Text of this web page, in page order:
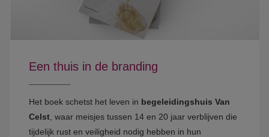
Een thuis in de branding
Het boek schetst het leven in begeleidingshuis Van
Celst , waar meisjes tussen 14 en 20 jaar verblijven die
tijdelijk rust en veiligheid nodig hebben in hun